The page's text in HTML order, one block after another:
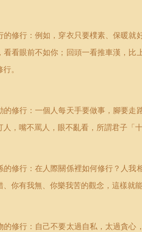
的修行：例如，穿衣只要樸素、保暖
看看眼前不如你；回頭一看推車漢，
。
的修行：一個人每天手要做事，腳要
人，嘴不罵人，眼不亂看，所謂君子「
的修行：在人際關係裡如何修行？人
、你有我無、你樂我苦的觀念，這樣就
的修行：自己不要太過自私，太過貪